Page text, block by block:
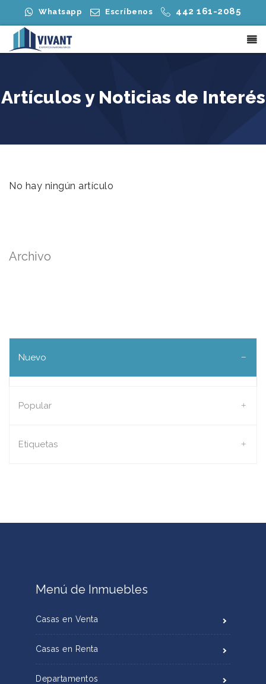
Whatsapp Escríbenos 442 161-2085
Artículos y Noticias de Interés
No hay ningún artículo
Archivo
Nuevo
Popular
Etiquetas
Menú de Inmuebles
Casas en Venta
Casas en Renta
Departamentos